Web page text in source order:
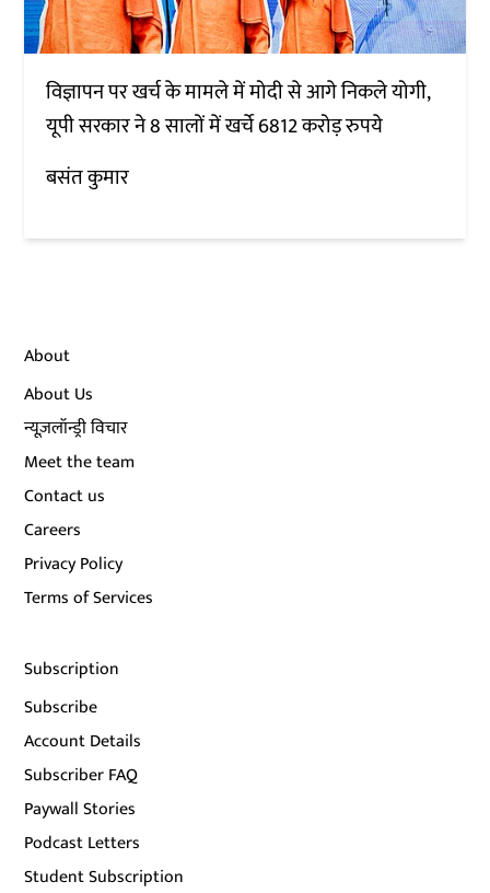
विज्ञापन पर खर्च के मामले में मोदी से आगे निकले योगी,
यूपी सरकार ने 8 सालों में खर्चे 6812 करोड़ रुपये
बसंत कुमार
About
About Us
न्यूज़लॉन्ड्री विचार
Meet the team
Contact us
Careers
Privacy Policy
Terms of Services
Subscription
Subscribe
Account Details
Subscriber FAQ
Paywall Stories
Podcast Letters
Student Subscription